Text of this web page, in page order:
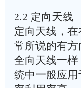
2.2 定向天线
定向天线，
常所说的有
全向天线一
统中一般应